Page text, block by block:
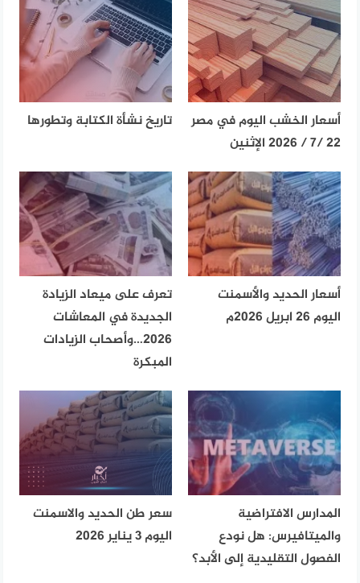
أسعار الخشب اليوم في مصر
22 /7 / 2026 الإثنين
تاريخ نشأة الكتابة وتطورها
أسعار الحديد والأسمنت
اليوم 26 ابريل 2026م
تعرف على ميعاد الزيادة
الجديدة في المعاشات
2026…وأصحاب الزيادات
المبكرة
المدارس الافتراضية
والميتافيرس: هل نودع
الفصول التقليدية إلى الأبد؟
سعر طن الحديد والاسمنت
اليوم 3 يناير 2026